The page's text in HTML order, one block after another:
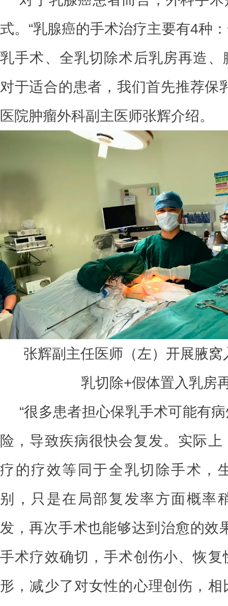
式。“乳腺癌的手术治疗主要有4种
乳手术、全乳切除术后乳房再造
对于适合的患者，我们首先推荐保
医院肿瘤外科副主医师张辉介绍。
张辉副主任医师（左）开展腋
乳切除+假体置入乳房
“很多患者担心保乳手术可能有
险，导致疾病很快会复发。实际
疗的疗效等同于全乳切除手术，
别，只是在局部复发率方面概率
发，再次手术也能够达到治愈的效
手术疗效确切，手术创伤小、恢
形，减少了对女性的心理创伤，